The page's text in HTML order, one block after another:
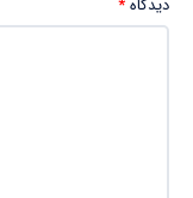
دیدگاه*